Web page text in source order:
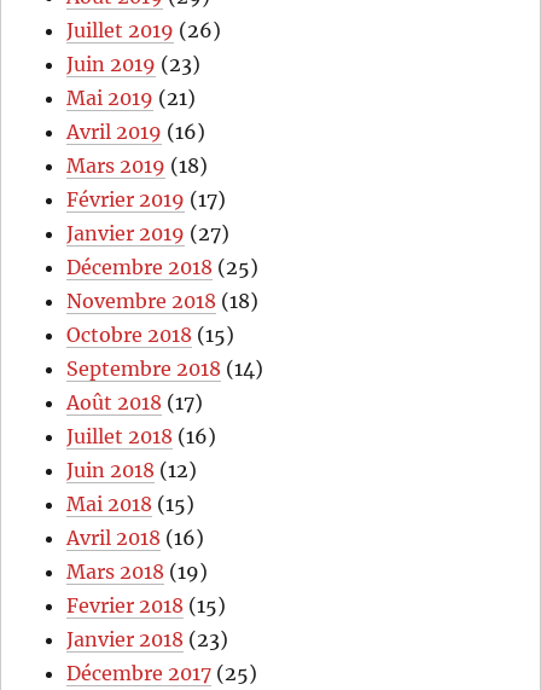
Juillet 2019 (26)
Juin 2019 (23)
Mai 2019 (21)
Avril 2019 (16)
Mars 2019 (18)
Février 2019 (17)
Janvier 2019 (27)
Décembre 2018 (25)
Novembre 2018 (18)
Octobre 2018 (15)
Septembre 2018 (14)
Août 2018 (17)
Juillet 2018 (16)
Juin 2018 (12)
Mai 2018 (15)
Avril 2018 (16)
Mars 2018 (19)
Fevrier 2018 (15)
Janvier 2018 (23)
Décembre 2017 (25)